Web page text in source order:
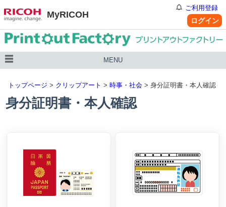
MyRICOH
ご利用登録
ログイン
MENU
トップページ > クリップアート > 時事・社会 > 身分証明書・本人確認
身分証明書・本人確認